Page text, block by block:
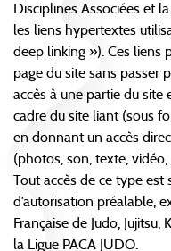
Disciplines Associées et
les liens hypertextes
deep linking »). Ces liens
page du site sans passer
accès à une partie du site
cadre du site liant (sous
en donnant un accès
(photos, son, texte, vidéo,
Tout accès de ce type
d’autorisation préalable,
Française de Judo,
la Ligue PACA JUDO.